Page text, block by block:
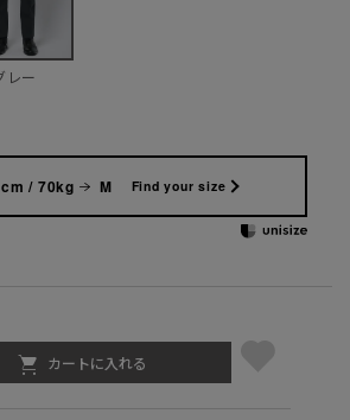
レー
/ 70kg M Find your size
カートに入れる